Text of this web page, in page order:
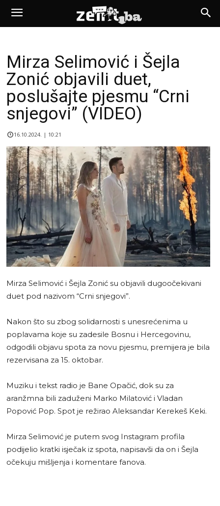
Mirza Selimović i Šejla
Zonić objavili duet,
poslušajte pjesmu “Crni
snjegovi” (VIDEO)
16.10.2024. | 10:21
Mirza Selimović i Šejla Zonić su objavili dugoočekivani
duet pod nazivom “Crni snjegovi”.
Nakon što su zbog solidarnosti s unesrećenima u
poplavama koje su zadesile Bosnu i Hercegovinu,
odgodili objavu spota za novu pjesmu, premijera je bila
rezervisana za 15. oktobar.
Muziku i tekst radio je Bane Opačić, dok su za
aranžmna bili zaduženi Marko Milatović i Vladan
Popović Pop. Spot je režirao Aleksandar Kerekeš Keki.
Mirza Selimović je putem svog Instagram profila
podijelio kratki isječak iz spota, napisavši da on i Šejla
očekuju mišljenja i komentare fanova.